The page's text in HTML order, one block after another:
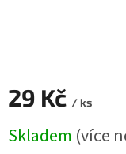
29 Kč / ks
cena:
Skladem (více